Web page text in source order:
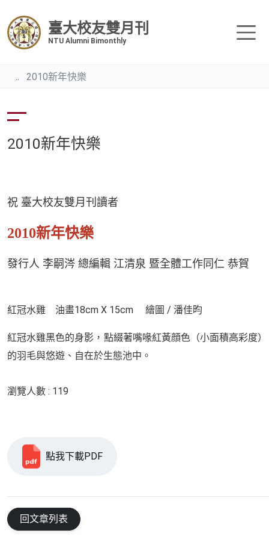
臺大校友雙月刊
NTU Alumni Bimonthly
2010新年快樂
2010新年快樂
祝 臺大校友雙月刊讀者
2010新年快樂
發行人 李嗣涔 總編輯 江清泉 暨全體工作同仁 恭賀
紅冠水雞 油畫18cm X 15cm 繪圖 / 潘佳昀
紅冠水雞黑色的身影，點綴著嘴喙紅黃顔色（小面積高彩度
的羽毛與悠遊、自在於生態池中。
瀏覽人數 : 119
點我下載PDF
回文章列表